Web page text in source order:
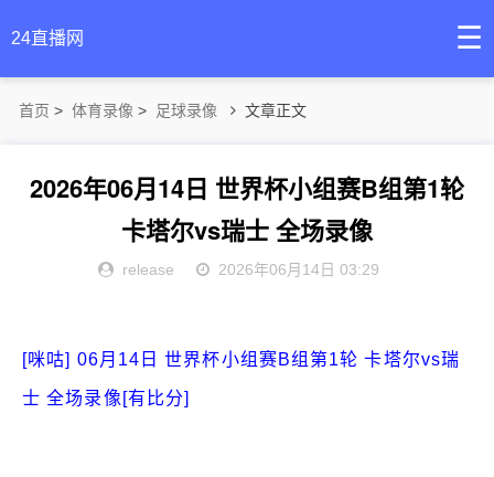
24直播网 ☰
首页 > 体育录像 > 足球录像 文章正文
2026年06月14日 世界杯小组赛B组第1轮
卡塔尔vs瑞士 全场录像
release 2026年06月14日 03:29
[咪咕] 06月14日 世界杯小组赛B组第1轮 卡塔尔vs瑞
士 全场录像[有比分]